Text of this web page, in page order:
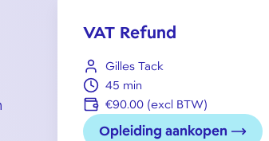
VAT Refund
Gilles Tack
45 min
€90.00 (excl BTW)
Opleiding aankopen